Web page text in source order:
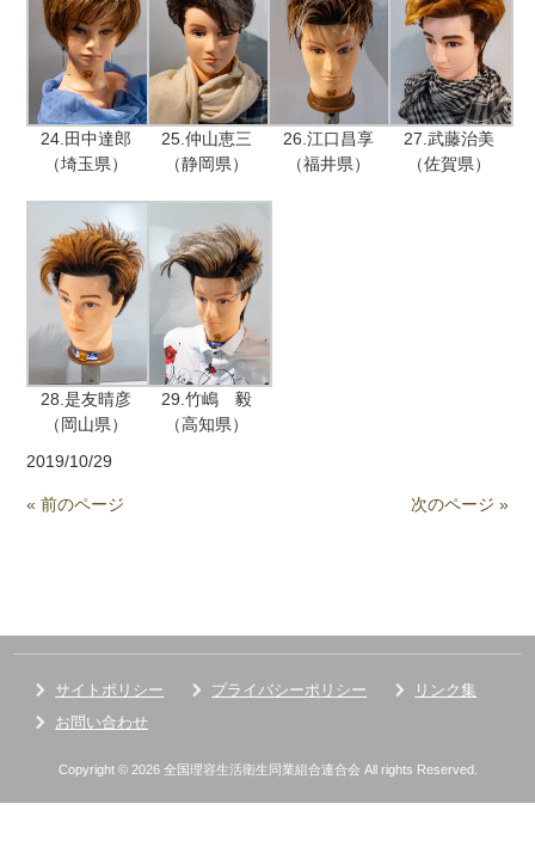
24.田中達郎
（埼玉県）
25.仲山恵三
（静岡県）
26.江口昌享
（福井県）
27.武藤治美
（佐賀県）
28.是友晴彦
（岡山県）
29.竹嶋 毅
（高知県）
2019/10/29
« 前のページ 次のページ »
サイトポリシー プライバシーポリシー
リンク集
お問い合わせ
Copyright © 2026 全国理容生活衛生同業組合連合会 All rights Reserved.